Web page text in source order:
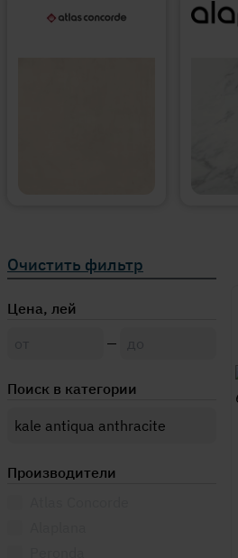
Очистить фильтр
Цена, лей
Поиск в категории
Производители